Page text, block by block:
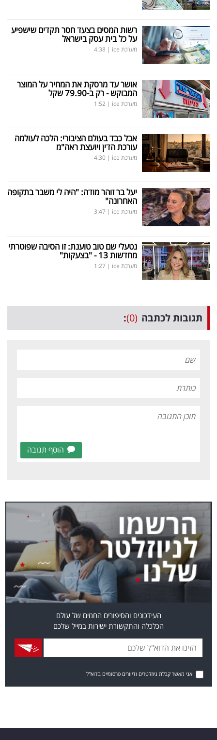
רשות המסים בצעד חסר תקדים שישפיע
על כל בית עסק בישראל
מערכת ice |
4:38
אושר עד מרסקת את המחיר על המוצר
המבוקש - רק ב-79.90 שקל
מערכת ice |
1:52
אבל כבד בעולם הציבורי: הלכה לעולמה
עורכת הדין ויועצת ראה"מ
מערכת ice |
4:30
יעל בר זוהר מודה: "היה לי משבר בתקופה
האחרונה"
מערכת ice |
3:47
נטעלי שם טוב טוענת: זו הסיבה שפוטרתי
מחדשות 13 - "בצעקות"
מערכת ice |
1:27
תגובות לכתבה (0)
:
הוסף תגובה
העידכונים והסיפורים החמים של עולם
הכלכלה והתקשורת ישירות במייל שלכם
אני מאשר קבלת ניוזלטרים ודיוורים פרסומיים בדוא"ל